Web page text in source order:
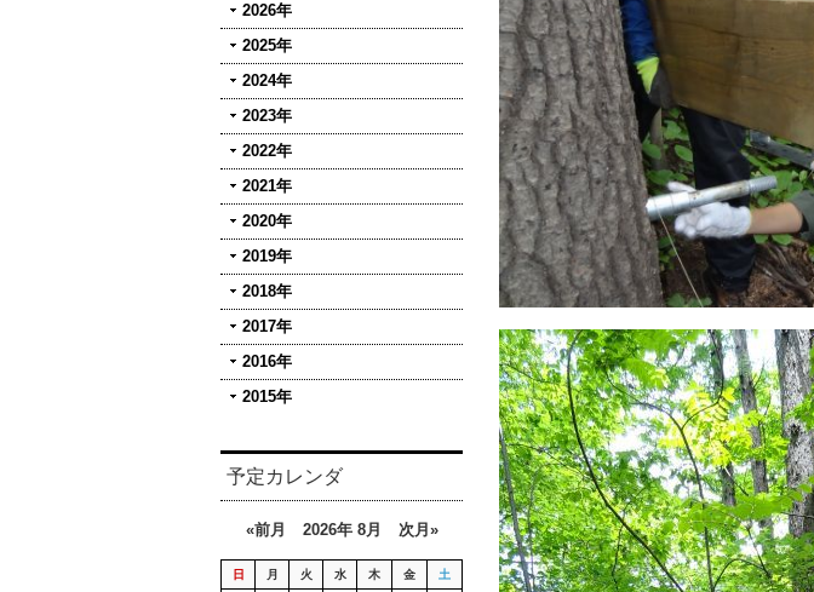
2026年
2025年
2024年
2023年
2022年
2021年
2020年
2019年
2018年
2017年
2016年
2015年
予定カレンダ
«前月 2026年 8月 次月»
日 月 火 水 木 金 土